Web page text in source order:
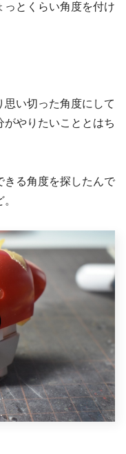
っとくらい角度を付け
い切った角度にして
がやりたいこととはち
きる角度を探したんで